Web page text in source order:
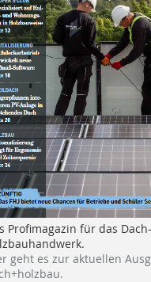
Profimagazin für das
geht es zur aktuellen